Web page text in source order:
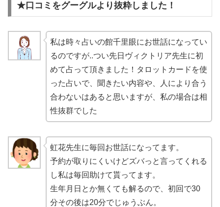
★口コミをグーグルより抜粋しました！
私は時々占いの館千里眼にお世話になってい
るのですが..つい先日ヴィクトリア先生に初
めて占って頂きました！タロットカードを使
った占いで、聞きたい内容や、人により合う
合わないはあると思いますが、私の場合は相
性抜群でした
虹花先生に毎回お世話になってます。
予約が取りにくいけどズバっと言ってくれる
し私は毎回助けて貰ってます。
生年月日とか無くても解るので、初回で30
分その後は20分でじゅうぶん。